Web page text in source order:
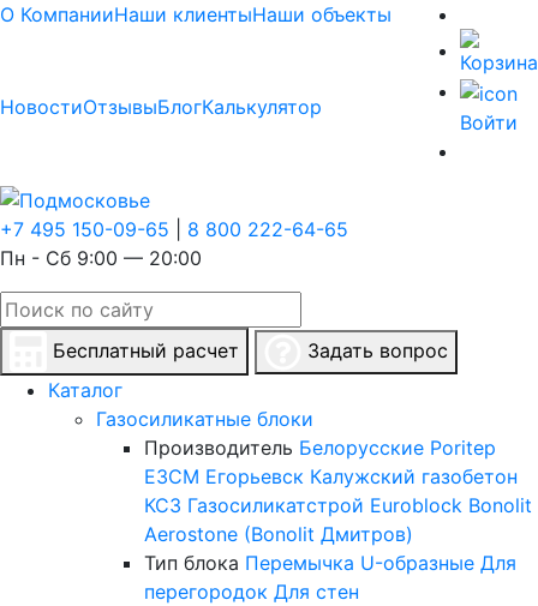
О КомпанииНаши клиентыНаши объекты
НовостиОтзывыБлогКалькулятор
Войти
+7 495 150-09-65
8 800 222-64-65
Пн - Сб 9:00 — 20:00
Бесплатный расчет
Задать вопрос
Каталог
Газосиликатные блоки
Производитель Белорусские Poritep
ЕЗСМ Егорьевск Калужский газобетон
КСЗ Газосиликатстрой Euroblock Bonolit
Aerostone (Bonolit Дмитров)
Тип блока Перемычка U-образные Для
перегородок Для стен